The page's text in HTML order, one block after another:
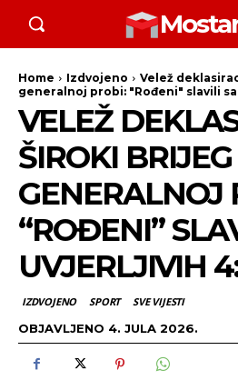
Home Izdvojeno
Velež
generalnoj probi: "Rođeni" slavili
VELEŽ
ŠIROKI
GENERALNOJ
“ROĐENI”
UVJERLJIVIH
IZDVOJENO SPORT SVE VIJESTI
OBJAVLJENO 4. JULA 2026.